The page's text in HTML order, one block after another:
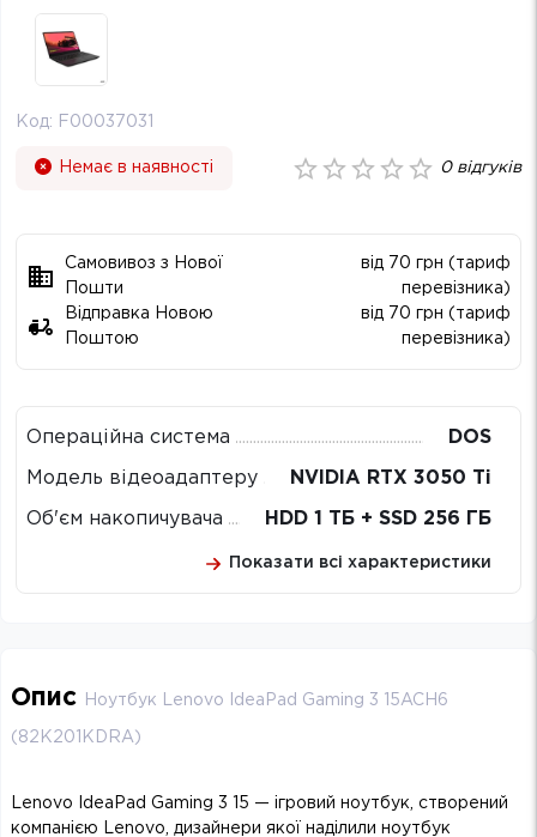
Код: F00037031
Немає в наявності 0відгуків
Самовивоз з Нової
Пошти
від 70 грн (тариф
перевізника)
Відправка Новою
Поштою
від 70 грн (тариф
перевізника)
Операційна система DOS
Модель відеоадаптеру NVIDIA RTX 3050 Ti
Об'єм накопичувача HDD 1 ТБ + SSD 256 ГБ
Показати всі характеристики
Опис Ноутбук Lenovo IdeaPad Gaming 3 15ACH6
(82K201KDRA)
Lenovo IdeaPad Gaming 3 15 — ігровий ноутбук, створений
компанією Lenovo, дизайнери якої наділили ноутбук